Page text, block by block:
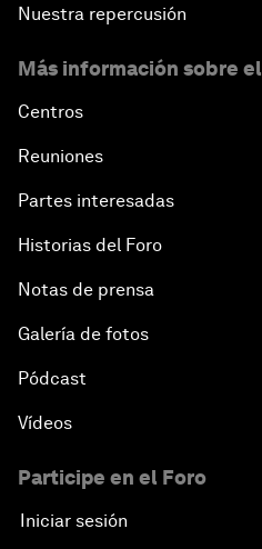
Nuestra repercusión
Más información sobre
Centros
Reuniones
Partes interesadas
Historias del Foro
Notas de prensa
Galería de fotos
Pódcast
Vídeos
Participe en el Foro
Iniciar sesión